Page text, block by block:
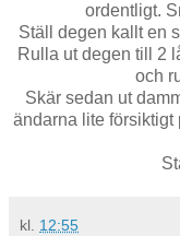
ordentligt.
Ställ degen kallt en
Rulla ut degen till 2
och
Skär sedan ut
ändarna lite försiktigt
kl. 12:55